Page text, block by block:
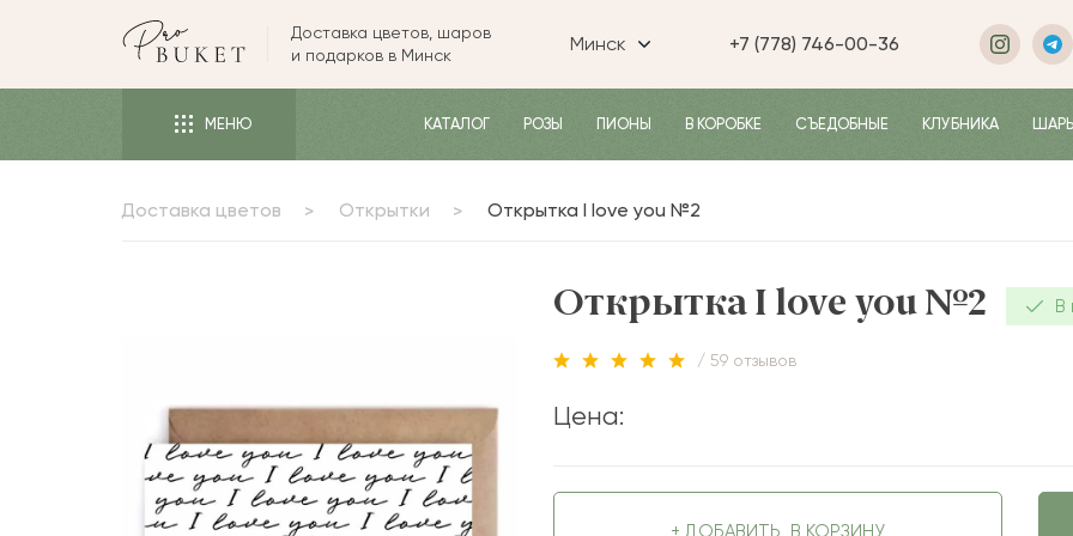
ЦВЕТЫ
РОЗЫ
ПИОНЫ
БУКЕТЫ
СЪЕДОБНЫЕ БУКЕТЫ
КОМНАТНЫЕ ЦВЕТЫ
ПОДАРКИ
Доставка цветов, шаров
и подарков в Минск
Минск +7 (778) 746-00-36
МЕНЮ КАТАЛОГ РОЗЫ ПИОНЫ В КОРОБКЕ СЪЕДОБНЫЕ КЛУБНИКА
Доставка цветов Открытки Открытка I love you №2
Открытка I love you №2 В
/ 59 отзывов
Цена:
+ ДОБАВИТЬ В КОРЗИНУ